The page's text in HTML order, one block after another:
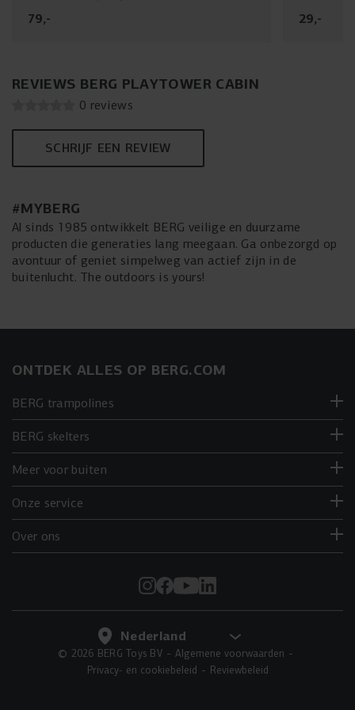
STAAT STEVIG ZONDER BETON
waterpas nodig.
79,- 29,-
REVIEWS BERG PLAYTOWER CABIN
0 reviews
SCHRIJF EEN REVIEW
#MYBERG
Al sinds 1985 ontwikkelt BERG veilige en duurzame
producten die generaties lang meegaan. Ga onbezorgd op
avontuur of geniet simpelweg van actief zijn in de
buitenlucht. The outdoors is yours!
ONTDEK ALLES OP BERG.COM
BERG trampolines
BERG skelters
Meer voor buiten
Onze service
Over ons
© 2026 BERG Toys BV
Algemene voorwaarden
Privacy- en cookiebeleid
Reviewbeleid